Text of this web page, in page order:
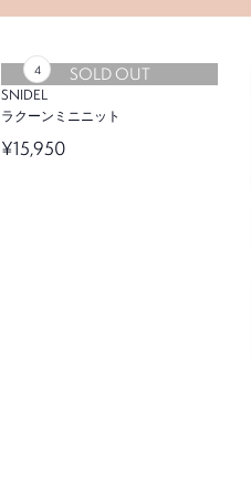
SOLD OUT
SNIDEL
ラクーンミニニット
¥15,950